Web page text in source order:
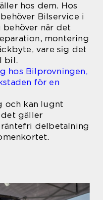
hos dem. Hos
Bilservice i
när det
montering
vare sig det
bil.
hos Bilprovningen,
för en
och kan lugnt
gäller
delbetalning